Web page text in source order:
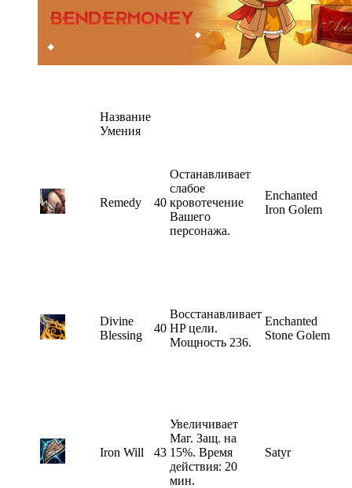
Название
Умения
Remedy 40
Останавливает
слабое
кровотечение
Вашего
персонажа.
Enchanted
Iron Golem
Divine
Blessing
40
Восстанавливает
HP цели.
Мощность 236.
Enchanted
Stone Golem
Iron Will 43
Увеличивает
Маг. Защ. на
15%. Время
действия: 20
мин.
Satyr